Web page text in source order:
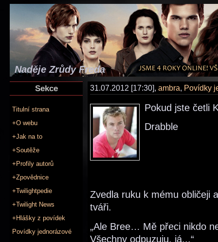
Naděje Zrůdy Freda
Sekce
Titulní strana
+O webu
+Jak na to
+Soutěže
+Profily autorů
+Zpovědnice
+Twilightpedie
+Twilight News
+Hlášky z povídek
Povídky jednorázové
31.07.2012 [17:30], ambra, Povídky
Pokud jste četli
Drabble
Zvedla ruku k mému obličeji
tváři.
„Ale Bree… Mě přeci nikdo
Všechny odpuzuju, já...“